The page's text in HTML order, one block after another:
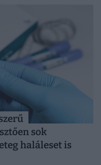
sok
haláleset is